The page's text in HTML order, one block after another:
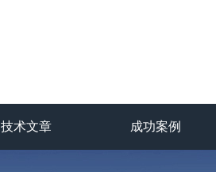
技术文章 成功案例